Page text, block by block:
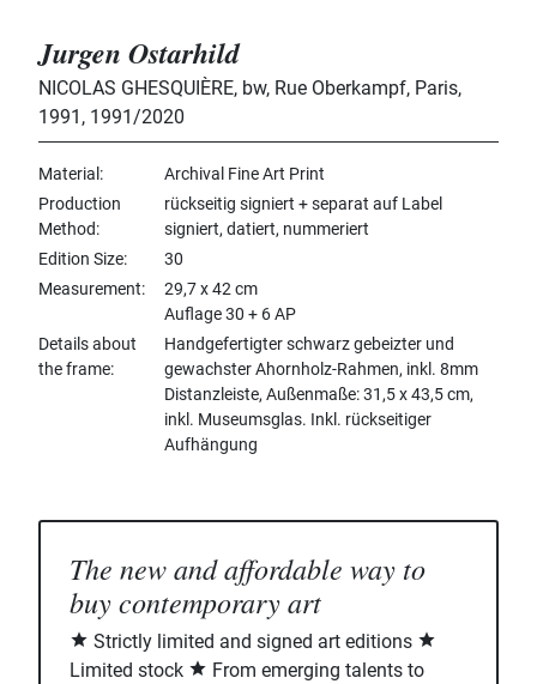
Jurgen Ostarhild
NICOLAS GHESQUIÈRE, bw, Rue Oberkampf, Paris,
1991 , 1991/2020
Material
Archival Fine Art Print
Production
Method
rückseitig signiert + separat auf Label
signiert, datiert, nummeriert
Edition Size
30
Measurement
29,7 x 42 cm
Auflage 30 + 6 AP
Details about
the frame
Handgefertigter schwarz gebeizter und
gewachster Ahornholz-Rahmen, inkl. 8mm
Distanzleiste, Außenmaße: 31,5 x 43,5 cm,
inkl. Museumsglas. Inkl. rückseitiger
Aufhängung
The new and affordable way to
buy contemporary art
Strictly limited and signed art editions
Limited stock
From emerging talents to